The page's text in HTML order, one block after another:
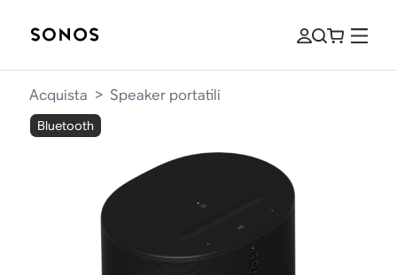
Acquista > Speaker portatili
Bluetooth